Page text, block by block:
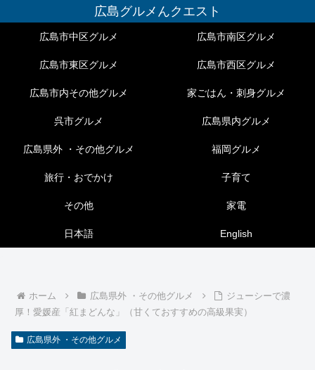
広島グルメんクエスト
広島市中区グルメ 広島市南区グルメ
広島市東区グルメ 広島市西区グルメ
広島市内その他グルメ 家ごはん・刺身グルメ
呉市グルメ 広島県内グルメ
広島県外 ・その他グルメ 福岡グルメ
旅行・おでかけ 子育て
その他 家電
日本語 English
ホーム 広島県外 ・その他グルメ
ジューシーで濃
厚！愛媛産「紅まどんな」（甘くておすすめの高級果実）
広島県外 ・その他グルメ